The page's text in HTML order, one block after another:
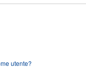
utente?